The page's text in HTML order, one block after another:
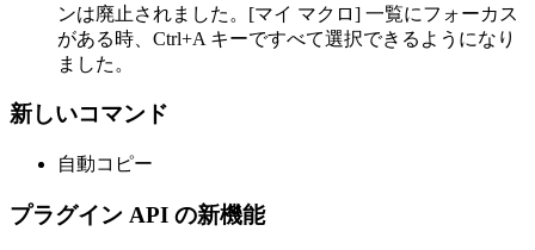
ンは廃止されました。[マイ マクロ] 一覧にフォーカス
がある時、Ctrl+A キーですべて選択できるようになり
ました。
新しいコマンド
自動コピー
プラグイン API の新機能